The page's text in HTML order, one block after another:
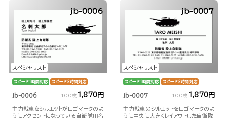
スペシャリスト
jb-0006
スピード1時間対応 スピード3時間対応
jb-0006 100枚 1,870円
主力戦車をシルエットがロゴマークのよ
うにアクセントになっている自衛隊用名
スペシャリスト
jb-0007
スピード1時間対応 スピード3時間対応
jb-0007 100枚 1,870円
主力戦車のシルエットをロゴマークのよ
うに中央に大きくレイアウトした自衛隊